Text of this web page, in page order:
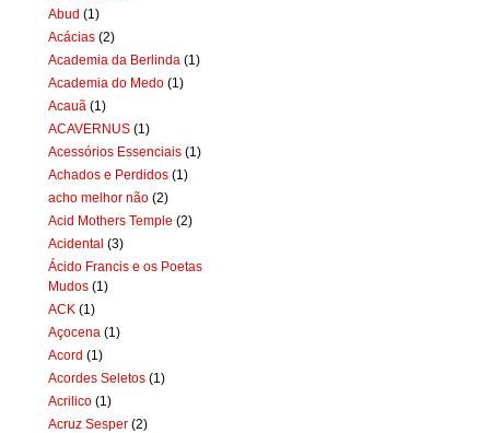
Abud (1)
Acácias (2)
Academia da Berlinda (1)
Academia do Medo (1)
Acauã (1)
ACAVERNUS (1)
Acessórios Essenciais (1)
Achados e Perdidos (1)
acho melhor não (2)
Acid Mothers Temple (2)
Acidental (3)
Ácido Francis e os Poetas
Mudos (1)
ACK (1)
Açocena (1)
Acord (1)
Acordes Seletos (1)
Acrilico (1)
Acruz Sesper (2)